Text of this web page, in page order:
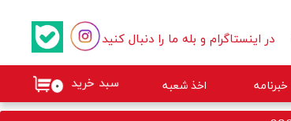
خبرنامه اخذ شعبه ۰ سبد خرید
در اینستاگرام و بله ما را دنبال کنید